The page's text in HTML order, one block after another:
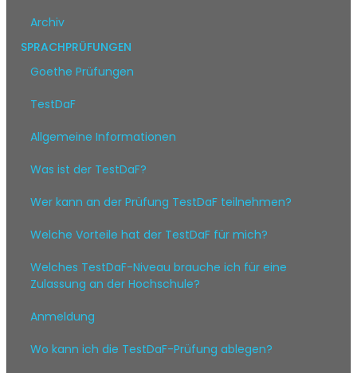
Archiv
SPRACHPRÜFUNGEN
Goethe Prüfungen
TestDaF
Allgemeine Informationen
Was ist der TestDaF?
Wer kann an der Prüfung TestDaF teilnehmen?
Welche Vorteile hat der TestDaF für mich?
Welches TestDaF-Niveau brauche ich für eine
Zulassung an der Hochschule?
Anmeldung
Wo kann ich die TestDaF-Prüfung ablegen?